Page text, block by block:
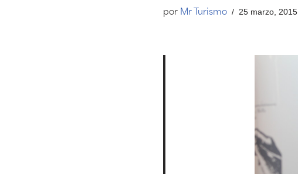
por Mr Turismo 25 marzo, 2015